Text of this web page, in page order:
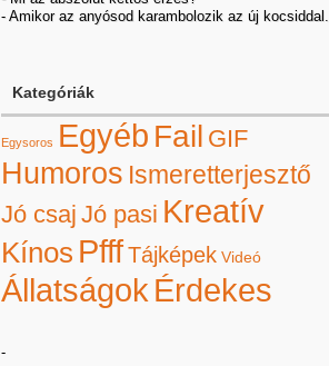
- Amikor az anyósod karambolozik az új kocsiddal.
Kategóriák
Egysoros Egyéb Fail GIF
Humoros Ismeretterjesztő
Jó csaj Jó pasi Kreatív
Kínos PfffTájképek Videó
Állatságok Érdekes
-